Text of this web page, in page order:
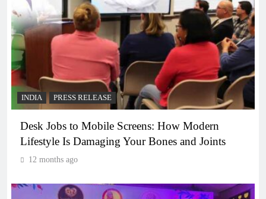
INDIA PRESS RELEASE
Desk Jobs to Mobile Screens: How Modern
Lifestyle Is Damaging Your Bones and Joints
12 months ago